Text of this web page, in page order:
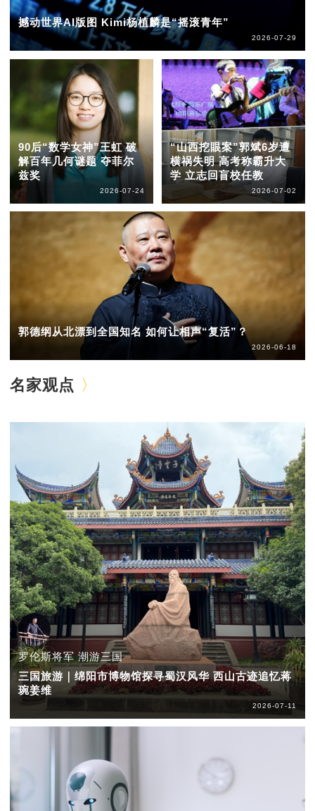
撼动世界AI版图 Kimi杨植麟是“摇滚青年”
2026-07-29
90后“数学女神”王虹 破
解百年几何谜题 夺菲尔
兹奖
2026-07-24
“山西挖眼案”郭斌6岁遭
横祸失明 高考称霸升大
学 立志回盲校任教
2026-07-02
郭德纲从北漂到全国知名 如何让相声“复活”？
2026-06-18
名家观点
罗伦斯将军 潮游三国
三国旅游｜绵阳市博物馆探寻蜀汉风华 西山古迹追忆蒋
琬姜维
2026-07-11